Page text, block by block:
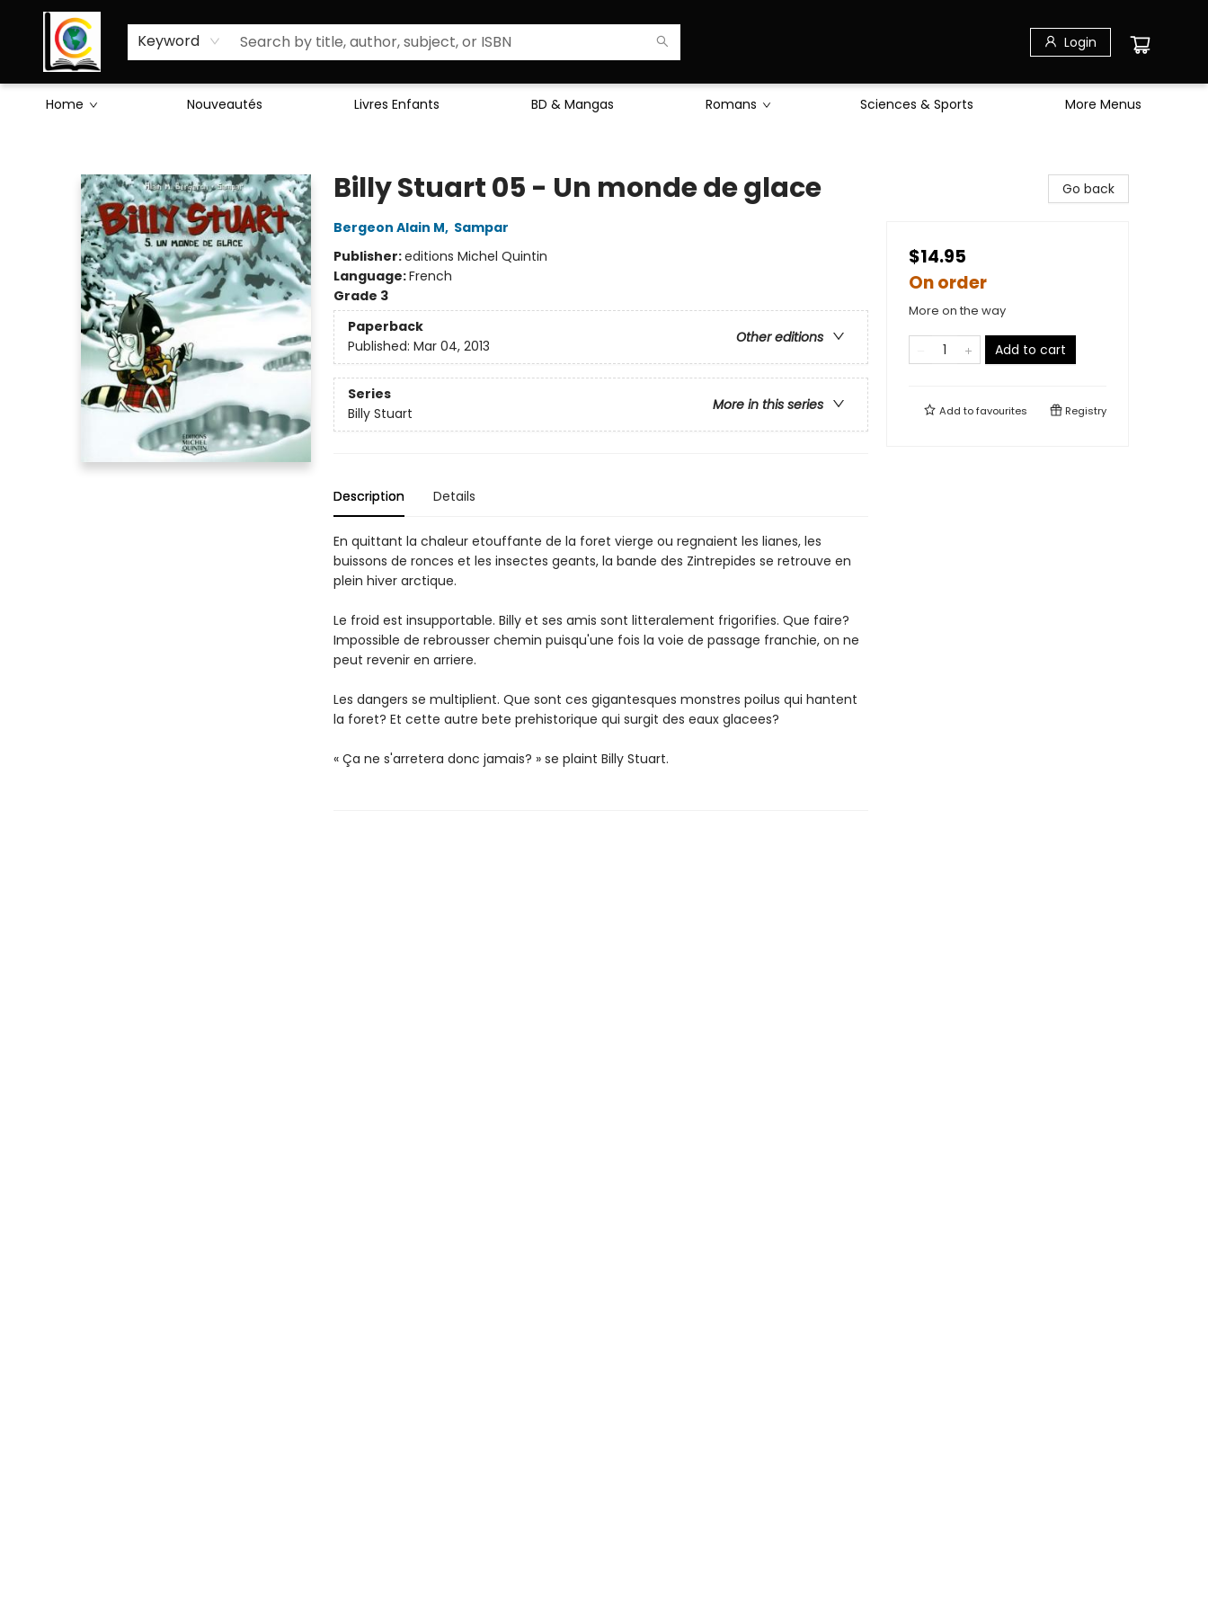
Keyword Login
Home Nouveautés Livres Enfants BD & Mangas Romans Sciences & Sports
Sciences Humaines
Activités & Jeux
Enseignants
Littérature
À Propos de Nous
More Menus
Billy Stuart 05 - Un monde de glace
Bergeon Alain M, Sampar
Publisher:editions Michel Quintin
Language:French
Grade 3
Paperback
Other editions
Published: Mar 04, 2013
Series
More in this series
Billy Stuart
Description Details
En quittant la chaleur etouffante de la foret vierge ou regnaient les lianes, les
buissons de ronces et les insectes geants, la bande des Zintrepides se retrouve en
plein hiver arctique.
Le froid est insupportable. Billy et ses amis sont litteralement frigorifies. Que faire?
Impossible de rebrousser chemin puisqu'une fois la voie de passage franchie, on ne
peut revenir en arriere.
Les dangers se multiplient. Que sont ces gigantesques monstres poilus qui hantent
la foret? Et cette autre bete prehistorique qui surgit des eaux glacees?
« Ça ne s'arretera donc jamais? » se plaint Billy Stuart.
Go back
$14.95
On order
More on the way
Add to cart
Add tofavourites Registry